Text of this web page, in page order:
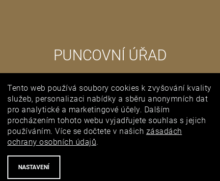
Tento web používá soubory cookies k zvyšování kvality
služeb, personalizaci nabídky a sběru anonymních dat
pro analytické a marketingové účely. Dalším
procházením tohoto webu vyjadřujete souhlas s jejich
používáním. Více se dočtete v našich zásadách
ochrany osobních údajů.
NASTAVENÍ
PUNCOVNÍ ÚŘAD